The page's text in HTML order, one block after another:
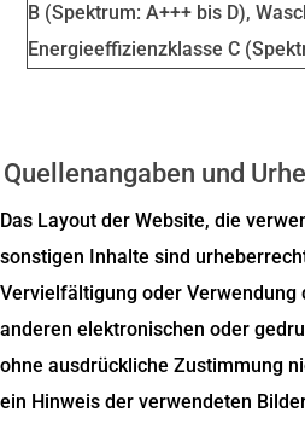
B (Spektrum: A+++ bis D),
Energieeffizienzklasse C
Quellenangaben und
Das Layout der Website, die
sonstigen Inhalte sind
Vervielfältigung oder Verwendung
anderen elektronischen oder
ohne ausdrückliche Zustimmung
ein Hinweis der verwendeten